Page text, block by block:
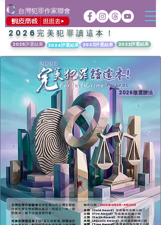
台灣犯罪作家聯會
2026完美犯罪讀這本！
2025評選結果 2024評選結果 2023評選結果 2022評選結果
2026徵選辦法